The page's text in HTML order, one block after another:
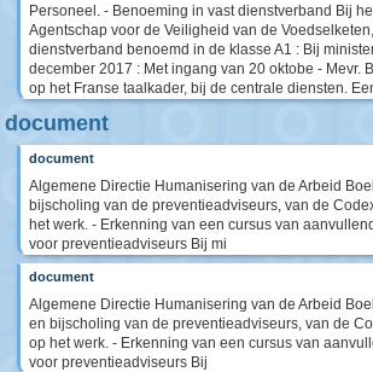
Personeel. - Benoeming in vast dienstverband Bij
Agentschap voor de Veiligheid van de
dienstverband benoemd in de klasse A1 : Bij
december 2017 : Met ingang van 20 oktobe - Mevr.
op het Franse taalkader, bij de centrale diensten.
document
document
Algemene Directie Humanisering van de Arbeid
bijscholing van de preventieadviseurs, van de
het werk. - Erkenning van een cursus van
voor preventieadviseurs Bij mi
document
Algemene Directie Humanisering van de Arbeid
en bijscholing van de preventieadviseurs, van de
op het werk. - Erkenning van een cursus van
voor preventieadviseurs Bij